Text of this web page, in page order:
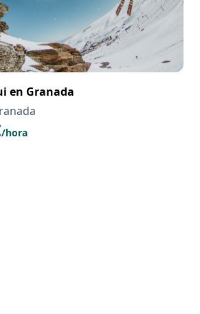
en Granada
/hora